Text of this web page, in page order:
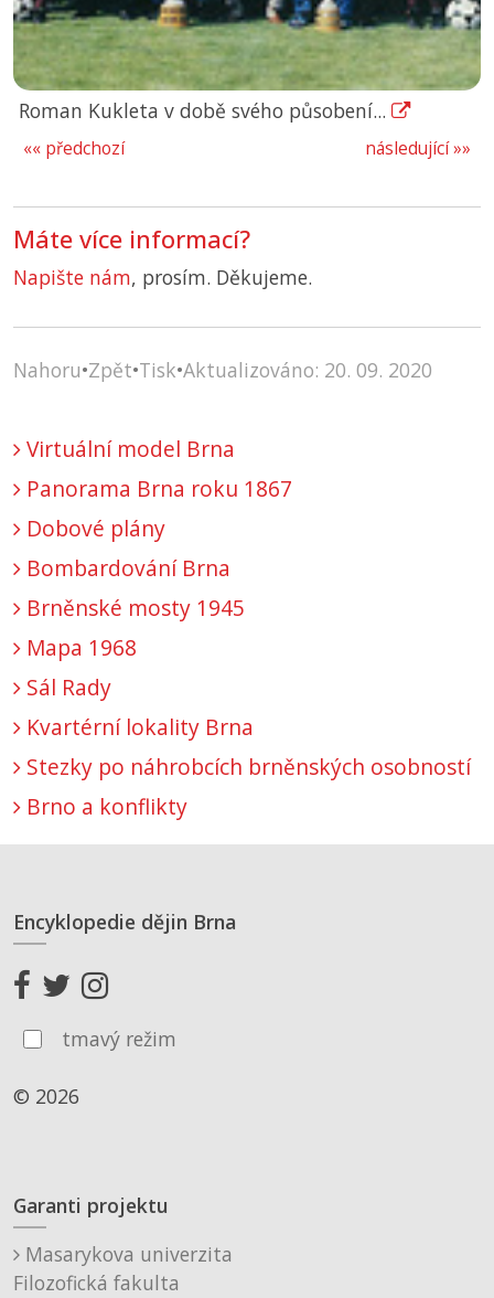
Roman Kukleta v době svého působení...
následující »»
«« předchozí
Máte více informací?
Napište nám, prosím. Děkujeme.
Nahoru•Zpět•Tisk•Aktualizováno: 20. 09. 2020
Virtuální model Brna
Panorama Brna roku 1867
Dobové plány
Bombardování Brna
Brněnské mosty 1945
Mapa 1968
Sál Rady
Kvartérní lokality Brna
Stezky po náhrobcích brněnských osobností
Brno a konflikty
Encyklopedie dějin Brna
tmavý režim
© 2026
Garanti projektu
Masarykova univerzita
Filozofická fakulta